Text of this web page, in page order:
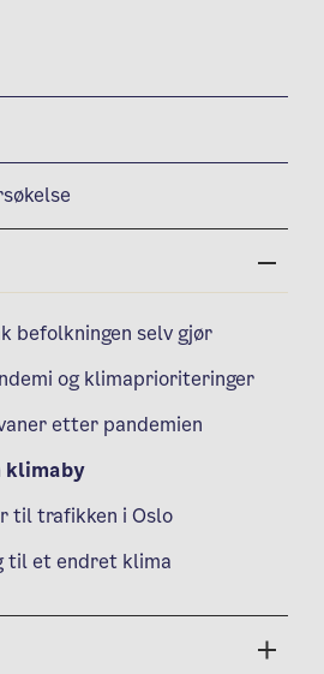
befolkningen selv gjør
og klimaprioriteringer
etter pandemien
klimaby
til trafikken i Oslo
til et endret klima